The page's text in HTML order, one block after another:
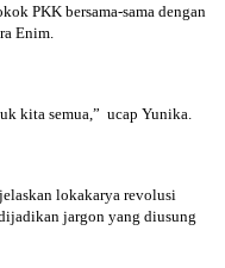
PKK bersama-sama dengan
Enim.
kita semua,” ucap Yunika.
lokakarya revolusi
jargon yang diusung